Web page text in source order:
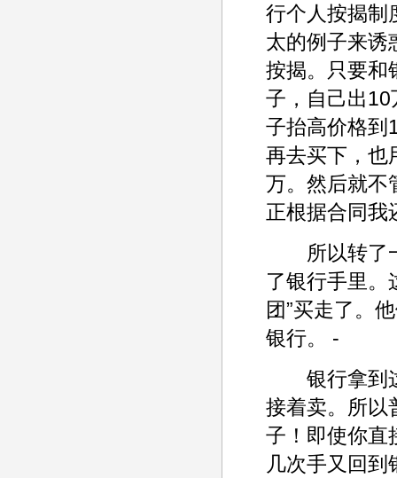
行个人按揭制
太的例子来诱
按揭。只要和
子，自己出
子抬高价格到
再去买下，也
万。然后就不
正根据合同我
所以转了一
了银行手里。
团”买走了。
银行。 -
银行拿到这
接着卖。所以
子！即使你直
几次手又回